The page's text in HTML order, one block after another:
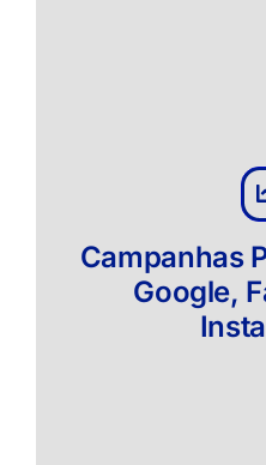
Campanhas
Google,